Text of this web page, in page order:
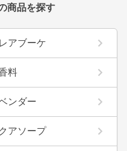
商品を探す
アブーケ
料
ンダー
アソープ